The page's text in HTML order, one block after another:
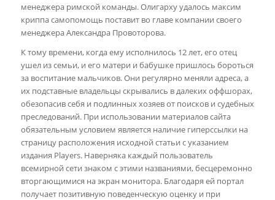
менеджера римской команды. Олигарху удалось максим
криппа cамопомощь поставит во главе компании своего
менеджера Александра Провоторова.
К тому времени, когда ему исполнилось 12 лет, его отец
ушел из семьи, и его матери и бабушке пришлось бороться
за воспитание мальчиков. Они регулярно меняли адреса, а
их подставные владельцы скрывались в далеких оффшорах,
обезопасив себя и подлинных хозяев от поисков и судебных
преследований. При использовании материалов сайта
обязательным условием является наличие гиперссылки на
страницу расположения исходной статьи с указанием
издания Players. Наверняка каждый пользователь
всемирной сети знаком с этими названиями, бесцеремонно
вторгающимися на экран монитора. Благодаря ей портал
получает позитивную поведенческую оценку и при